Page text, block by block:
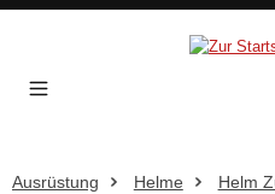
Ausrüstung Helme Helm